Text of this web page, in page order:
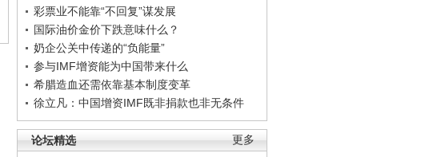
彩票业不能靠“不回复”谋发展
国际油价金价下跌意味什么？
奶企公关中传递的“负能量”
参与IMF增资能为中国带来什么
希腊造血还需依靠基本制度变革
徐立凡：中国增资IMF既非捐款也非无条件
更多
论坛精选